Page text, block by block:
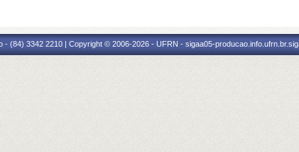
- (84) 3342 2210 | Copyright © 2006-2026 - UFRN - sigaa05-